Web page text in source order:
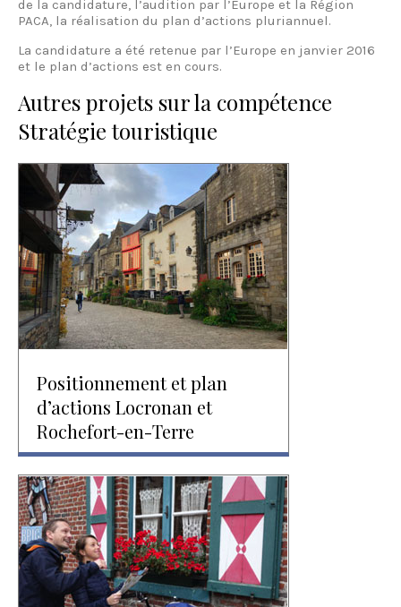
de la candidature, l’audition par l’Europe et la Région
PACA, la réalisation du plan d’actions pluriannuel.
La candidature a été retenue par l’Europe en janvier 2016
et le plan d’actions est en cours.
Autres projets sur la compétence
Stratégie touristique
Positionnement et plan
d’actions Locronan et
Rochefort-en-Terre